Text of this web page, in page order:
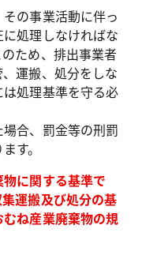
の事業活動に伴っ
処理しなければな
ため、排出事業者
運搬、処分をしな
処理基準を守る必
合、罰金等の刑罰
す。
に関する基準で
運搬及び処分の基
ね産業廃棄物の規